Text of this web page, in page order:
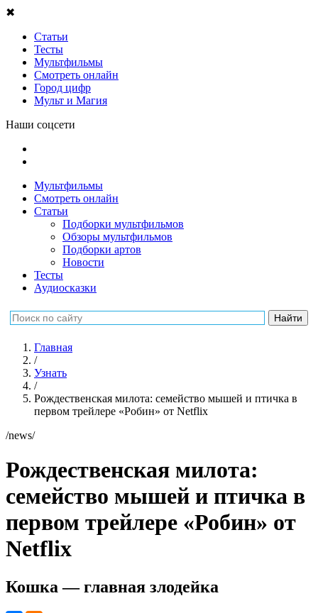
✖
Статьи
Тесты
Мультфильмы
Смотреть онлайн
Город цифр
Мульт и Магия
Наши соцсети
Мультфильмы
Смотреть онлайн
Статьи
Подборки мультфильмов
Обзоры мультфильмов
Подборки артов
Новости
Тесты
Аудиосказки
Главная
/
Узнать
/
Рождественская милота: семейство мышей и птичка в
первом трейлере «Робин» от Netflix
/news/
Рождественская милота:
семейство мышей и птичка в
первом трейлере «Робин» от
Netflix
Кошка — главная злодейка